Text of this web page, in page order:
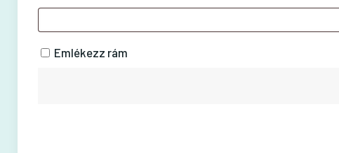
Emlékezz rám